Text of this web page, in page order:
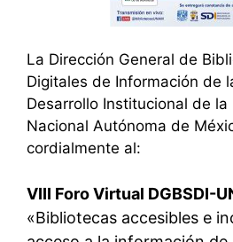
La Dirección General de
Digitales de Información de
Desarrollo Institucional de la
Nacional Autónoma de
cordialmente al:
VIII Foro Virtual DGBSDI-
«Bibliotecas accesibles e